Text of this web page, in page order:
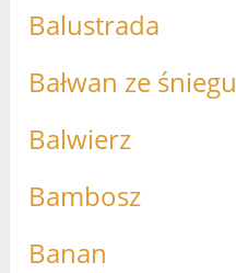
Balustrada
Bałwan ze śniegu
Balwierz
Bambosz
Banan